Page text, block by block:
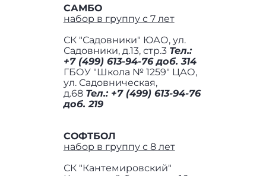
САМБО
набор в группу с 7 лет
СК "Садовники" ЮАО, ул.
Садовники, д.13, стр.3 Тел.:
+7 (499) 613-94-76 доб. 314
ГБОУ "Школа № 1259" ЦАО,
ул. Садовническая,
д.68 Тел.: +7 (499) 613-94-76
доб. 219
СОФТБОЛ
набор в группу с 8 лет
СК "Кантемировский"